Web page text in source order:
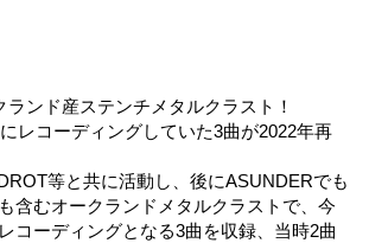
ランド産ステンチメタルクラスト！
レコーディングしていた3曲が2022年再
等と共に活動し、後にASUNDERでも
含むオークランドメタルクラストで、今
コーディングとなる3曲を収録、当時2曲